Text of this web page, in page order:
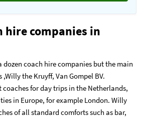
hire companies in
dozen coach hire companies but the main
the Kruyff, Van Gompel BV.
for day trips in the Netherlands,
in Europe, for example London. Willy
of all standard comforts such as bar,